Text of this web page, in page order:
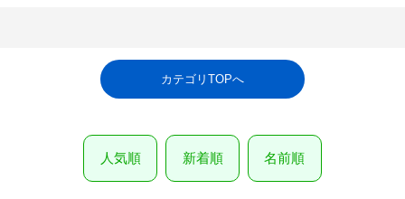
カテゴリTOPへ
人気順 新着順 名前順